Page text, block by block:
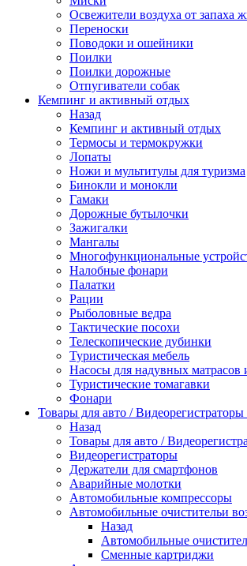
Освежители воздуха от запаха
Переноски
Поводоки и ошейники
Поилки
Поилки дорожные
Отпугиватели собак
Кемпинг и активный отдых
Назад
Кемпинг и активный отдых
Термосы и термокружки
Лопаты
Ножи и мультитулы для туризма
Бинокли и монокли
Гамаки
Дорожные бутылочки
Зажигалки
Мангалы
Многофункциональные
Налобные фонари
Палатки
Рации
Рыболовные ведра
Тактические посохи
Телескопические дубинки
Туристическая мебель
Насосы для надувных матрасов
Туристические томагавки
Фонари
Товары для авто / Видеорегистраторы
Назад
Товары для авто /
Видеорегистраторы
Держатели для смартфонов
Аварийные молотки
Автомобильные компрессоры
Автомобильные очистительи
Назад
Автомобильные
Сменные картриджи